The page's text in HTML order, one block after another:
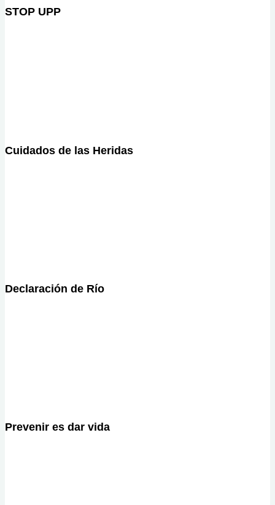
STOP UPP
Cuidados de las Heridas
Declaración de Río
Prevenir es dar vida